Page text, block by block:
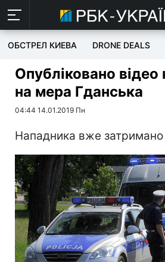
ОБСТРЕЛ КИЕВА DRONE DEALS
Опубліковано відео
на мера Гданська
04:44 14.01.2019 Пн
Нападника вже затримано